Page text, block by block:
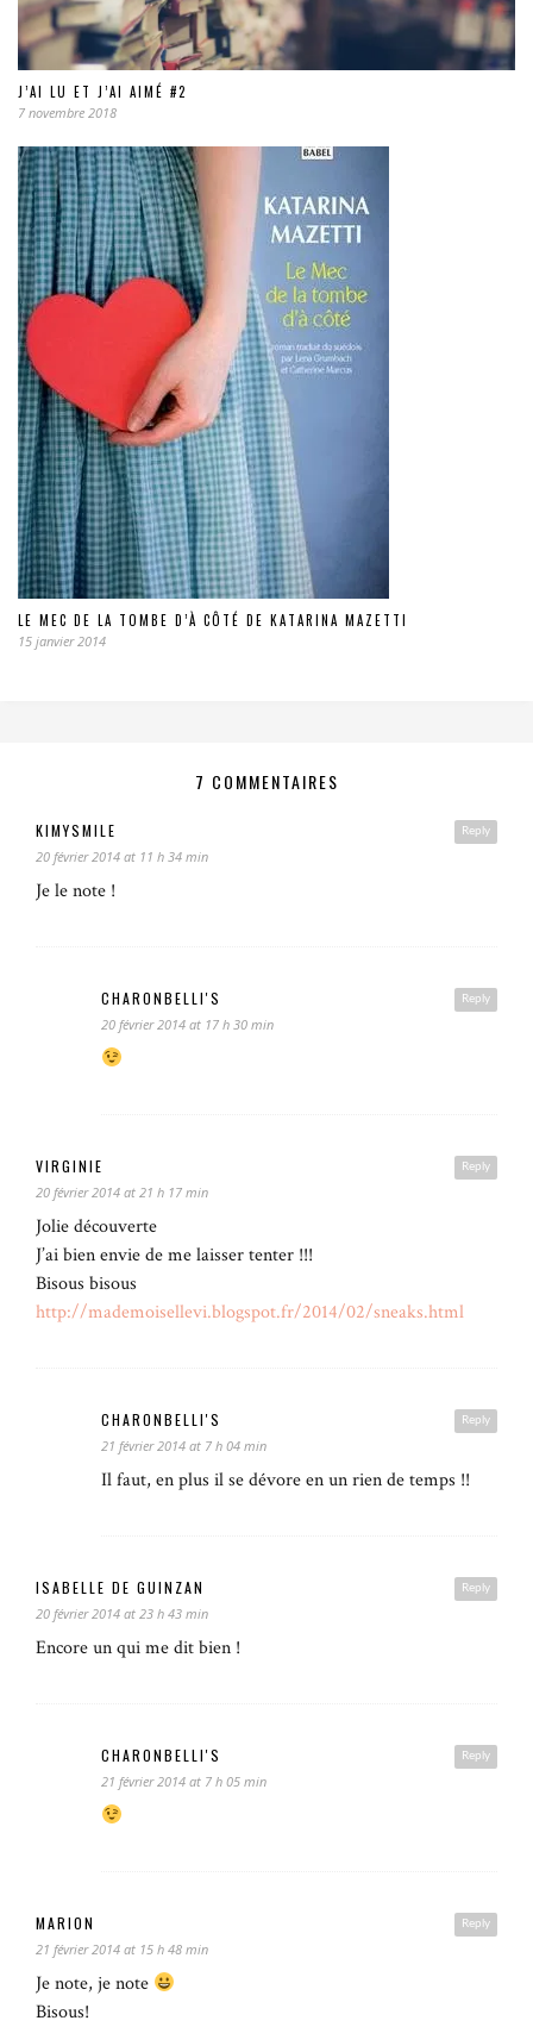
J’AI LU ET J’AI AIMÉ #2
7 novembre 2018
LE MEC DE LA TOMBE D’À CÔTÉ DE KATARINA MAZETTI
15 janvier 2014
7 COMMENTAIRES
Reply
KIMYSMILE
20 février 2014 at 11 h 34 min
Je le note !
Reply
CHARONBELLI'S
20 février 2014 at 17 h 30 min
Reply
VIRGINIE
20 février 2014 at 21 h 17 min
Jolie découverte
J’ai bien envie de me laisser tenter !!!
Bisous bisous
http://mademoisellevi.blogspot.fr/2014/02/sneaks.html
Reply
CHARONBELLI'S
21 février 2014 at 7 h 04 min
Il faut, en plus il se dévore en un rien de temps !!
Reply
ISABELLE DE GUINZAN
20 février 2014 at 23 h 43 min
Encore un qui me dit bien !
Reply
CHARONBELLI'S
21 février 2014 at 7 h 05 min
Reply
MARION
21 février 2014 at 15 h 48 min
Je note, je note
Bisous!